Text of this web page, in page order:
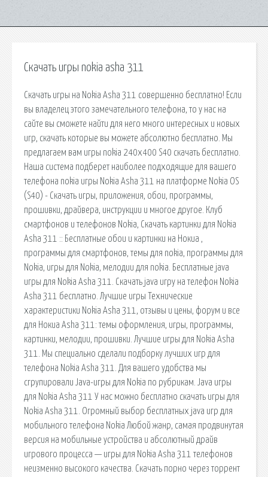
Скачать игры nokia asha 311
Скачать игры на Nokia Asha 311 совершенно бесплатно! Если
вы владелец этого замечательного телефона, то у нас на
сайте вы сможете найти для него много интересных и новых
игр, скачать которые вы можете абсолютно бесплатно. Мы
предлагаем вам игры nokia 240x400 S40 скачать бесплатно.
Наша система подберет наиболее подходящие для вашего
телефона nokia игры Nokia Asha 311 на платформе Nokia OS
(S40) - Скачать игры, приложения, обои, программы,
прошивки, драйвера, инструкции и многое другое. Клуб
смартфонов и телефонов Nokia, Скачать картинки для Nokia
Asha 311 :: Бесплатные обои и картинки на Нокиа ,
программы для смартфонов, темы для nokia, программы для
Nokia, игры для Nokia, мелодии для nokia. Бесплатные java
игры для Nokia Asha 311. Скачать java игру на телефон Nokia
Asha 311 бесплатно. Лучшие игры Технические
характеристики Nokia Asha 311, отзывы и цены, форум и все
для Нокиа Asha 311: темы оформления, игры, программы,
картинки, мелодии, прошивки. Лучшие игры для Nokia Asha
311. Мы специально сделали подборку лучших игр для
телефона Nokia Asha 311. Для вашего удобства мы
сгрупировали Java-игры для Nokia по рубрикам. Java игры
для Nokia Asha 311 У нас можно бесплатно скачать игры для
Nokia Asha 311. Огромный выбор бесплатных java игр для
мобильного телефона Nokia Любой жанр, самая продвинутая
версия на мобильные устройства и абсолютный драйв
игрового процесса — игры для Nokia Asha 311 телефонов
неизменно высокого качества. Скачать порно через торрент